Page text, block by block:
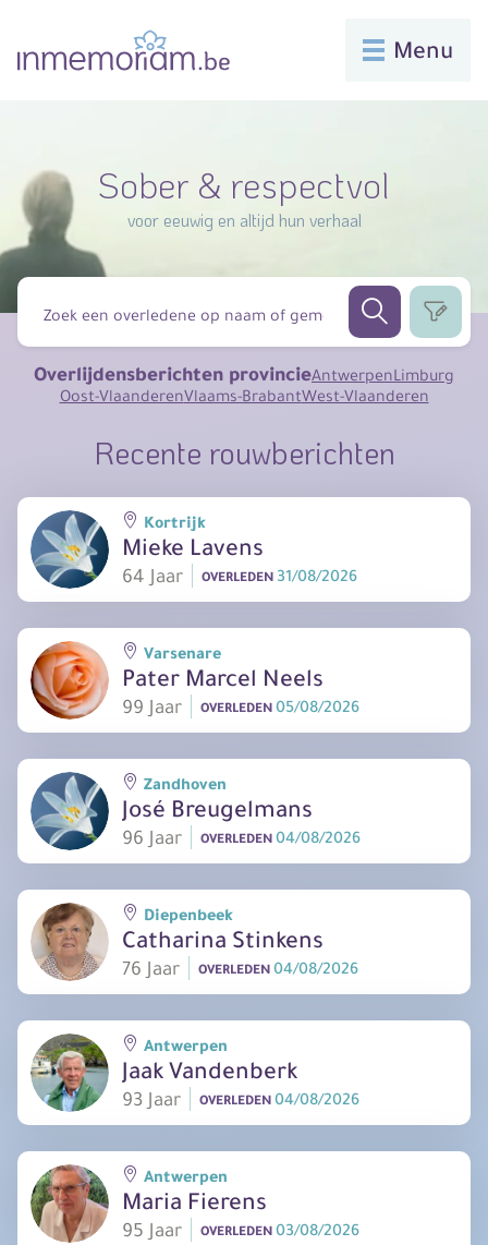
Menu
Sober & respectvol
voor eeuwig en altijd hun verhaal
Overlijdensberichten provincieAntwerpenLimburg
Oost-VlaanderenVlaams-BrabantWest-Vlaanderen
Recente rouwberichten
Mieke Lavens
64 Jaar
Kortrijk
OVERLEDEN 31/08/2026
Pater Marcel Neels
99 Jaar
Varsenare
OVERLEDEN 05/08/2026
José Breugelmans
96 Jaar
Zandhoven
OVERLEDEN 04/08/2026
Catharina Stinkens
76 Jaar
Diepenbeek
OVERLEDEN 04/08/2026
Jaak Vandenberk
93 Jaar
Antwerpen
OVERLEDEN 04/08/2026
Maria Fierens
95 Jaar
Antwerpen
OVERLEDEN 03/08/2026